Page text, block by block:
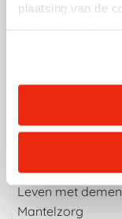
plaatsing van de
Revalidatie
Verpleeghuizen
Leven met
Mantelzorg